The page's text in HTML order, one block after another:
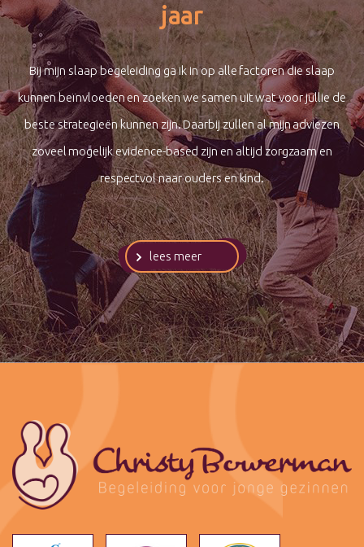
jaar
Bij mijn slaap begeleiding ga ik in op alle factoren die slaap
kunnen beïnvloeden en zoeken we samen uit wat voor jullie de
beste strategieën kunnen zijn. Daarbij zullen al mijn adviezen
zoveel mogelijk evidence-based zijn en altijd zorgzaam en
respectvol naar ouders en kind.
lees meer